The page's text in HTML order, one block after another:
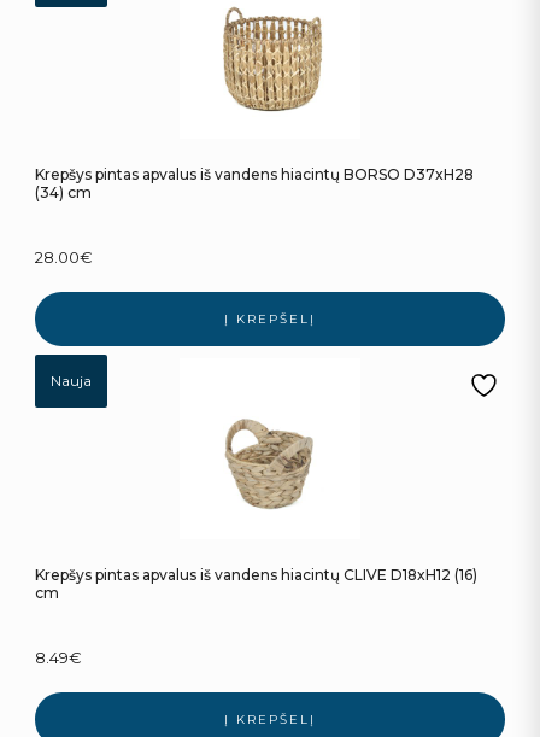
Krepšys pintas apvalus iš vandens hiacintų BORSO D37xH28
(34) cm
28.00€
Į KREPŠELĮ
Nauja
Krepšys pintas apvalus iš vandens hiacintų CLIVE D18xH12 (16)
cm
8.49€
Į KREPŠELĮ